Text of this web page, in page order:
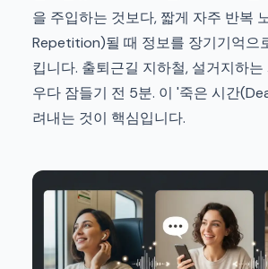
을 주입하는 것보다, 짧게 자주 반복
Repetition)될 때 정보를 장기기억으
킵니다. 출퇴근길 지하철, 설거지하는
우다 잠들기 전 5분. 이 '죽은 시간
려내는 것이 핵심입니다.